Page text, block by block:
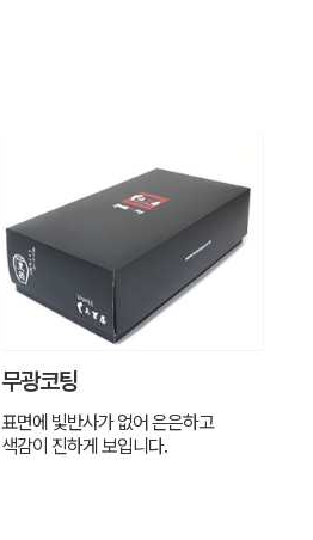
무광코팅
표면에 빛반사가 없어 은은하고
색감이 진하게 보입니다.